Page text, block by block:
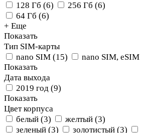
128 Гб (6) 256 Гб (6)
64 Гб (6)
+ Еще
Показать
Тип SIM-карты
nano SIM (15) nano SIM, eSIM
Показать
Дата выхода
2019 год (9)
Показать
Цвет корпуса
белый (3) желтый (3)
зеленый (3) золотистый (3)